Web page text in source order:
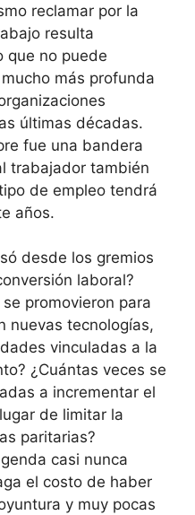
reclamar por la
resulta
que no puede
más profunda
últimas décadas.
fue una bandera
trabajador también
de empleo tendrá
años.
desde los gremios
laboral?
promovieron para
nuevas tecnologías,
vinculadas a la
¿Cuántas veces se
a incrementar el
de limitar la
paritarias?
casi nunca
el costo de haber
y muy pocas